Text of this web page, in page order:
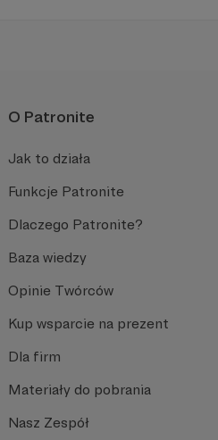
O Patronite
Jak to działa
Funkcje Patronite
Dlaczego Patronite?
Baza wiedzy
Opinie Twórców
Kup wsparcie na prezent
Dla firm
Materiały do pobrania
Nasz Zespół